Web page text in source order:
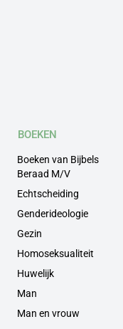
BOEKEN
Boeken van Bijbels
Beraad M/V
Echtscheiding
Genderideologie
Gezin
Homoseksualiteit
Huwelijk
Man
Man en vrouw